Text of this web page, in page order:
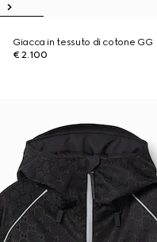
Giacca in tessuto di cotone GG
€ 2.100